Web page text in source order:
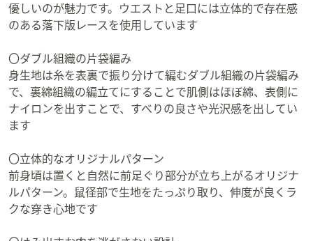
優しいのが魅力です。ウエストと足口には立体的で存在感
のある落下版レースを使用しています
〇ダブル組織の片袋編み
身生地は糸を表裏で振り分けて編むダブル組織の片袋編み
で、裏綿組織の編立てにすることで肌側はほぼ綿、表側に
ナイロンを出すことで、すべりの良さや光沢感を出してい
ます
〇立体的なオリジナルパターン
前身頃は置くと自然に前足ぐり部分が立ち上がるオリジナ
ルパターン。鼠径部で生地をたっぷり取り、伸度が良くラ
クな穿き心地です